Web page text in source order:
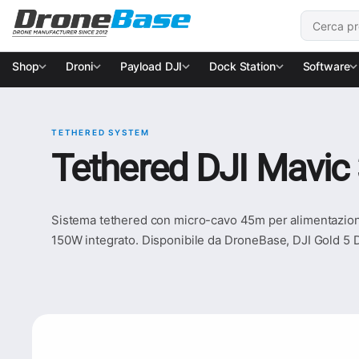
Salta alla navigazione
Salta al contenuto
Cerca:
Shop Droni Payload DJI Dock Station Software
TETHERED SYSTEM
Tethered DJI
Sistema tethered con micro-cavo 45m per
150W integrato. Disponibile da DroneBase, DJI Gold 5